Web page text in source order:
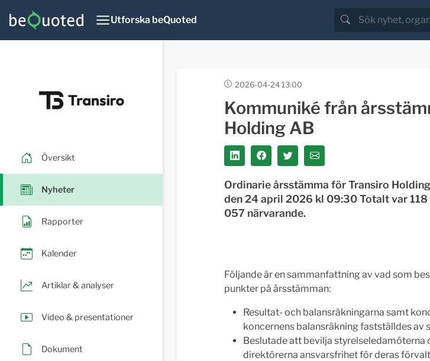
Utforska beQuoted
Översikt
Nyheter
Rapporter
Kalender
Artiklar & analyser
Video & presentationer
Dokument
2026-04-24 13:00
Kommuniké från
Holding AB
Ordinarie årsstämma för Transiro
den 24 april 2026 kl 09:30 Totalt var
057 närvarande.
Följande är en sammanfattning av vad som
punkter på årsstämman:
Resultat- och balansräkningarna samt
koncernens balansräkning fastställdes av
Beslutade att bevilja styrelseledamöterna
direktörerna ansvarsfrihet för deras